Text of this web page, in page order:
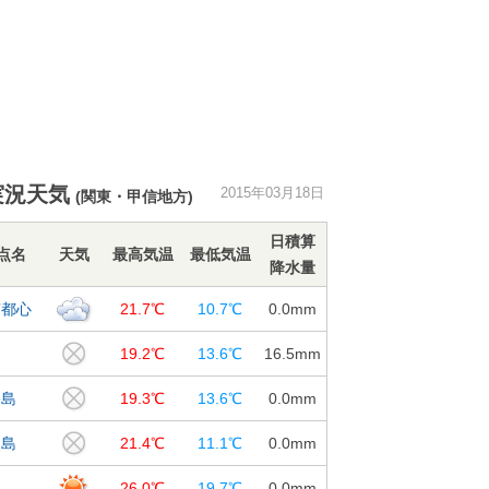
況天気 (関東・甲信地方) 2015年03月18日
名 天気 最高気温 最低気温
日積算
降水量
心 21.7℃ 10.7℃ 0.0mm
19.2℃ 13.6℃ 16.5mm
19.3℃ 13.6℃ 0.0mm
21.4℃ 11.1℃ 0.0mm